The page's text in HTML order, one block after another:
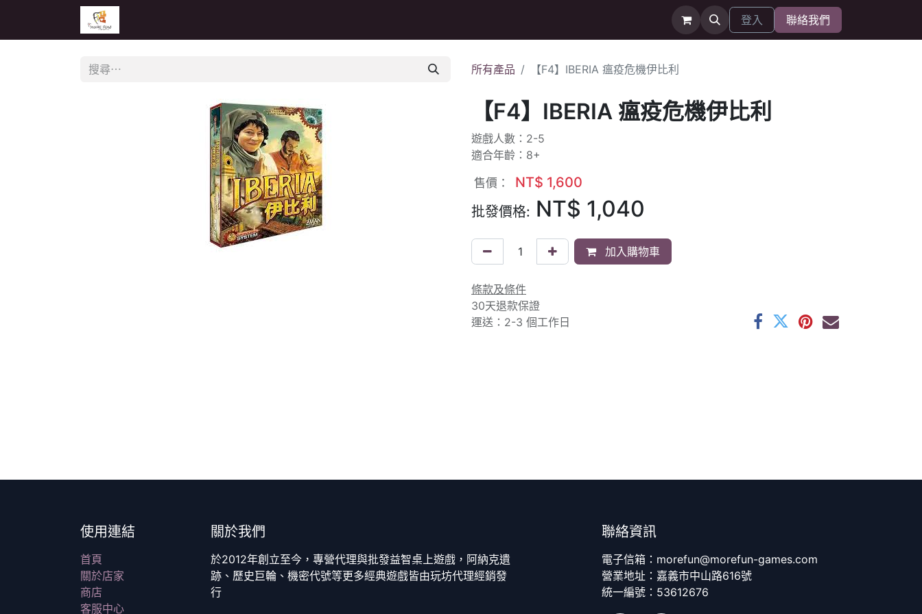
登入 聯絡我們
所有產品 【F4】IBERIA 瘟疫危機伊比利
【F4】IBERIA 瘟疫危機伊比利
遊戲人數：2-5
適合年齡：8+
售價： NT$ 1,600
批發價格: NT$ 1,040
加入購物車
條款及條件
30天退款保證
運送：2-3 個工作日
使用連結
首頁
關於店家
商店
客服中心
關於我們
於2012年創立至今，專營代理與批發益智桌上遊戲，阿納克遺
跡、歷史巨輪、機密代號等更多經典遊戲皆由玩坊代理經銷發
行
聯絡資訊
電子信箱：morefun@morefun-games.com
營業地址：嘉義市中山路616號
統一編號：53612676